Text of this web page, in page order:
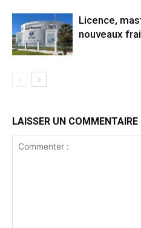
Licence,
nouveaux
LAISSER UN COMMENTAIRE